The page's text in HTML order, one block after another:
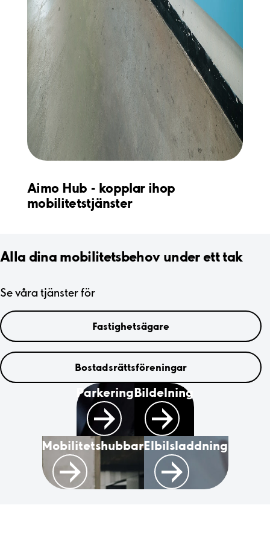
Aimo Hub - kopplar ihop
mobilitetstjänster
Alla dina mobilitetsbehov under ett tak
Se våra tjänster för
Fastighetsägare
Bostadsrättsföreningar
ParkeringBildelning
MobilitetshubbarElbilsladdning